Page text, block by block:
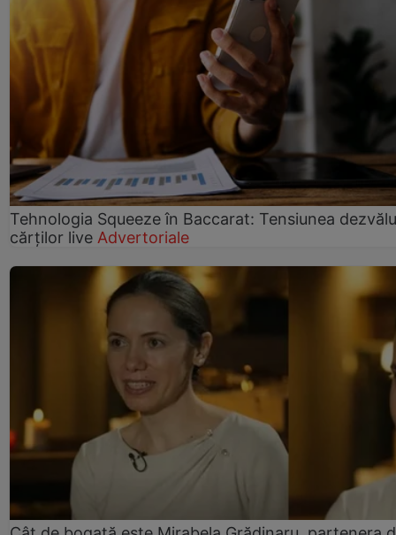
Tehnologia Squeeze în Baccarat: Tensiunea
cărților live Advertoriale